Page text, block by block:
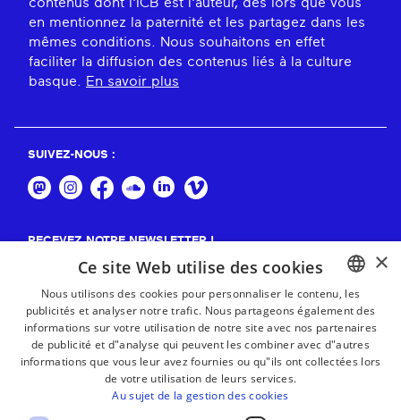
contenus dont l'ICB est l'auteur, dès lors que vous
en mentionnez la paternité et les partagez dans les
mêmes conditions. Nous souhaitons en effet
faciliter la diffusion des contenus liés à la culture
basque. En savoir plus
SUIVEZ-NOUS :
RECEVEZ NOTRE NEWSLETTER !
BASQUE
FRENCH
×
Ce site Web utilise des cookies
Nous utilisons des cookies pour personnaliser le contenu, les
publicités et analyser notre trafic. Nous partageons également des
informations sur votre utilisation de notre site avec nos partenaires
de publicité et d"analyse qui peuvent les combiner avec d"autres
informations que vous leur avez fournies ou qu"ils ont collectées lors
de votre utilisation de leurs services.
Au sujet de la gestion des cookies